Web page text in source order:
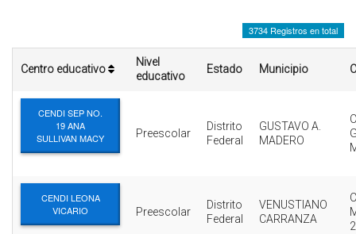
ESCUELA DE LA REPUBLICA
CONTRATA PUBLICIDAD
3734 Registros en total
Centro educativo
Nivel
educativo
Estado Municipio
CENDI SEP NO.
19 ANA
SULLIVAN MACY
Preescolar
Distrito
Federal
GUSTAVO A.
MADERO
CENDI LEONA
VICARIO
Preescolar
Distrito
Federal
VENUSTIANO
CARRANZA